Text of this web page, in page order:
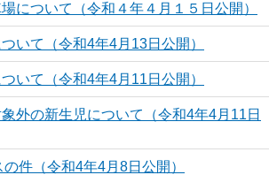
について（令和４年４月１５日公開）
いて（令和4年4月13日公開）
いて（令和4年4月11日公開）
外の新生児について（令和4年4月11日
件（令和4年4月8日公開）